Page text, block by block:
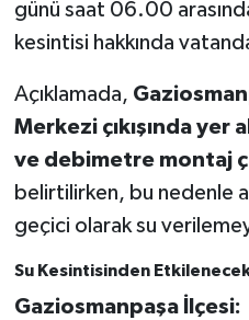
günü saat 06.00
kesintisi hakkında
Açıklamada,
Merkezi çıkışında yer
ve debimetre montaj
belirtilirken, bu nedenle
geçici olarak su
Su Kesintisinden
Gaziosmanpaşa İlçesi:
Vasıta
Yaşam